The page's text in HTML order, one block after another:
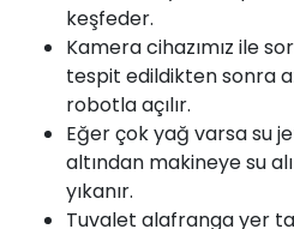
keşfeder.
Kamera cihazımız ile
tespit edildikten sonra
robotla açılır.
Eğer çok yağ varsa su
altından makineye su
yıkanır.
Tuvalet alafranga yer